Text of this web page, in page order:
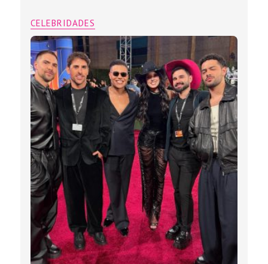
CELEBRIDADES